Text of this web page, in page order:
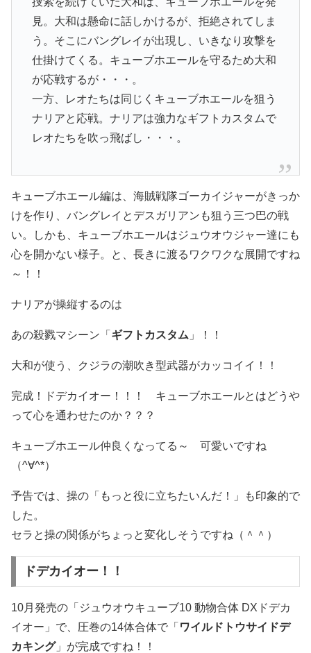
見。大和は懸命に話しかけるが、拒絶されてしま
う。そこにバングレイが出現し、いきなり攻撃を
仕掛けてくる。キューブホエールを守るため大和
が応戦するが・・・。
一方、レオたちは同じくキューブホエールを狙う
ナリアと応戦。ナリアは強力なギフトカスタムで
レオたちを吹っ飛ばし・・・。
キューブホエール編は、海賊戦隊ゴーカイジャーがきっか
けを作り、バングレイとデスガリアンも狙う三つ巴の戦
い。しかも、キューブホエールはジュウオウジャー達にも
心を開かない様子。と、長きに渡るワクワクな展開ですね
～！！
ナリアが操縦するのは
あの殺戮マシーン「 ギフトカスタム 」！！
大和が使う、クジラの潮吹き型武器がカッコイイ！！
完成！ドデカイオー！！！ キューブホエールとはどうや
って心を通わせたのか？？？
キューブホエール仲良くなってる～ 可愛いですね
（^∀^*）
予告では、操の「もっと役に立ちたいんだ！」も印象的で
した。
セラと操の関係がちょっと変化しそうですね（＾＾）
ドデカイオー！！
10月発売の「ジュウオウキューブ10 動物合体 DXドデカ
イオー」で、圧巻の14体合体で「 ワイルドトウサイドデ
カキング」が完成ですね！！